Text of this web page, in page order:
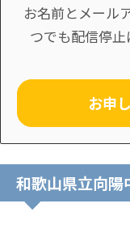
お名前とメール
つでも配信停
お申
和歌山県立向陽